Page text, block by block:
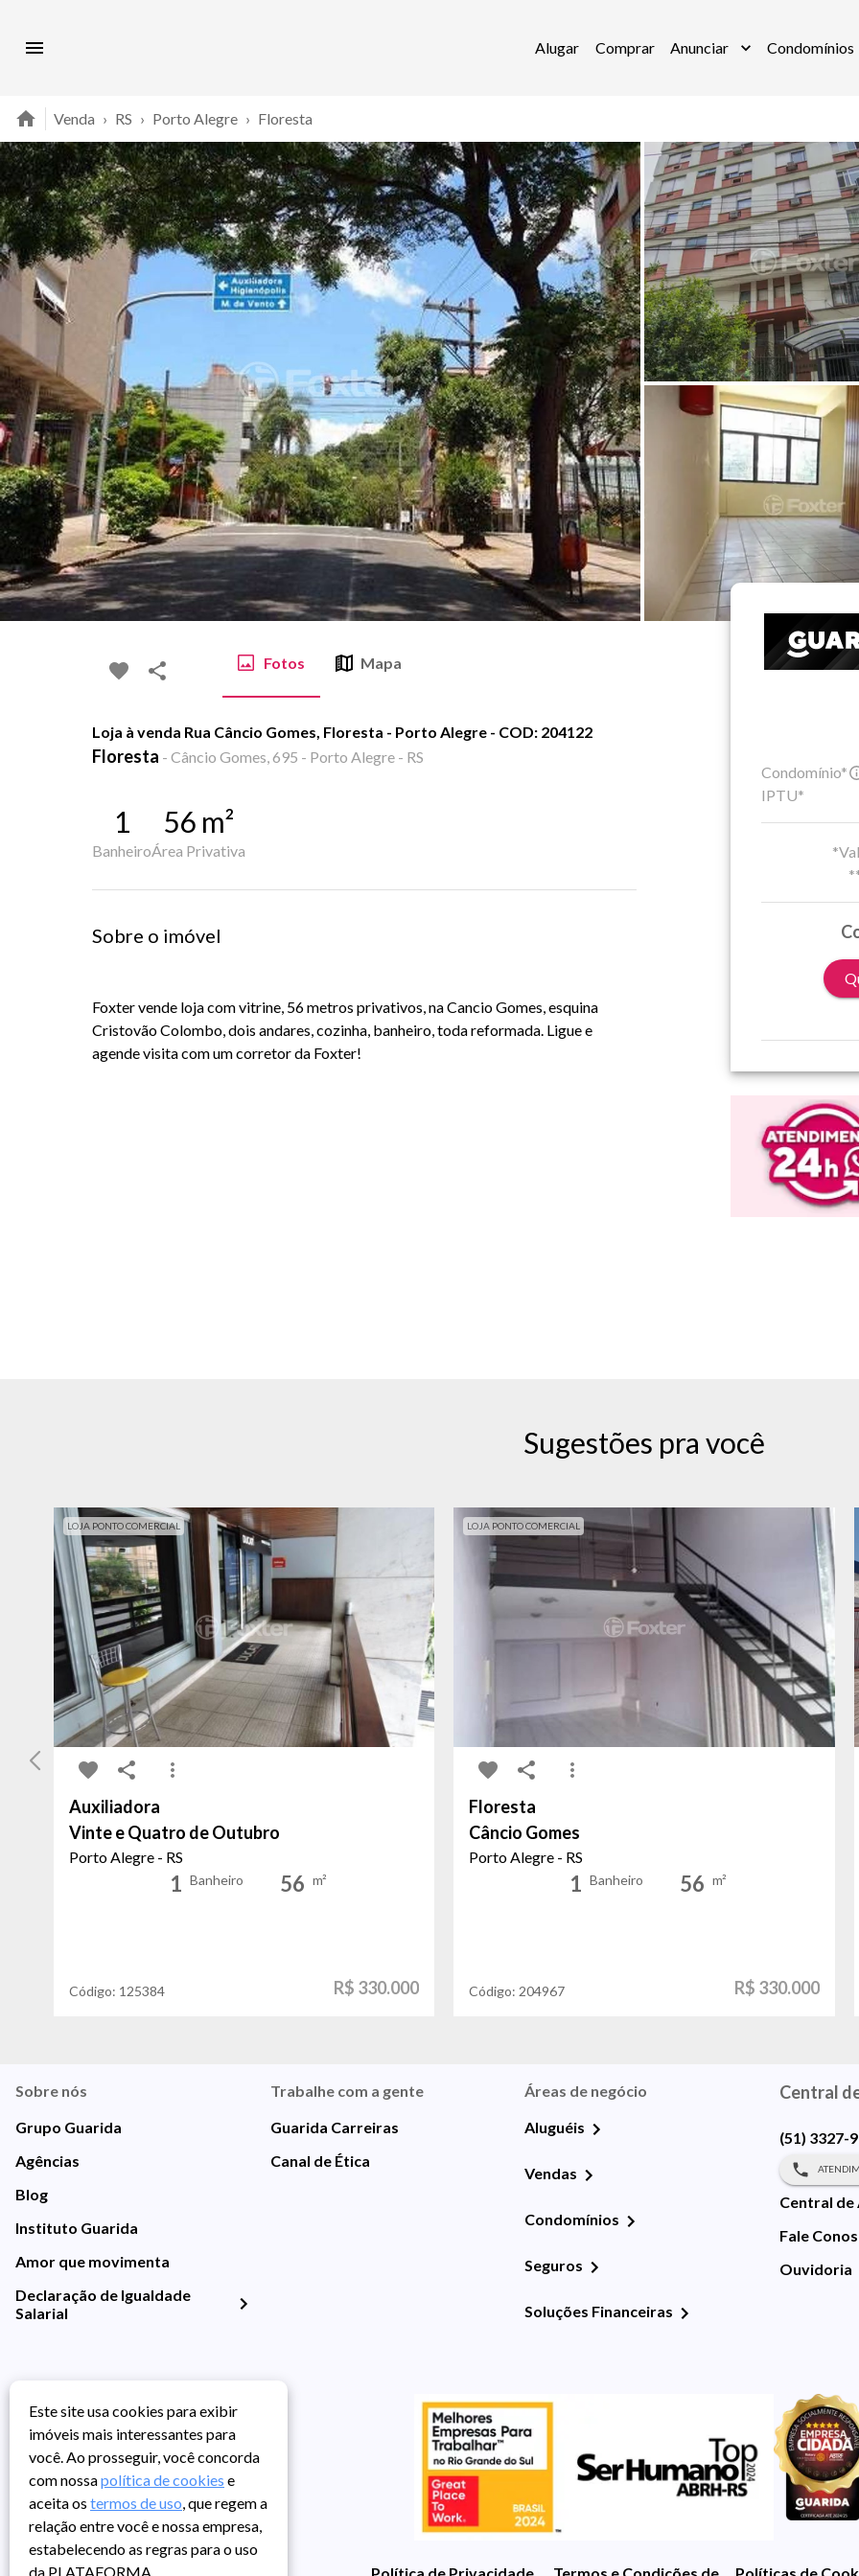
Alugar Comprar Anunciar Condomínios
Venda › RS › Porto Alegre › Floresta
Fotos Mapa
Loja à venda Rua Câncio Gomes, Floresta - Porto Alegre - COD: 204122
Floresta - Câncio Gomes, 695 - Porto Alegre - RS
1
Banheiro
56 m²
Área Privativa
Sobre o imóvel
Foxter vende loja com vitrine, 56 metros privativos, na Cancio Gomes, esquina
Cristovão Colombo, dois andares, cozinha, banheiro, toda reformada. Ligue e
agende visita com um corretor da Foxter!
Condomínio*
IPTU*
Sugestões pra você
LOJA PONTO COMERCIAL
Auxiliadora
Vinte e Quatro de Outubro
Porto Alegre - RS
1 Banheiro 56 m²
Código: 125384 R$ 330.000
LOJA PONTO COMERCIAL
Floresta
Câncio Gomes
Porto Alegre - RS
1 Banheiro 56 m²
Código: 204967 R$ 330.000
Sobre nós
Grupo Guarida
Agências
Blog
Instituto Guarida
Amor que movimenta
Declaração de Igualdade
Salarial
Trabalhe com a gente
Guarida Carreiras
Canal de Ética
Áreas de negócio
Aluguéis
Vendas
Condomínios
Seguros
Soluções Financeiras
Central
(51) 3327-
Central de
Fale
Ouvidoria
Política de Privacidade Termos e Condições de UsoPolíticas de
Este site usa cookies para exibir
imóveis mais interessantes para
você. Ao prosseguir, você concorda
com nossapolítica de cookies e
aceita os termos de uso, que regem a
relação entre você e nossa empresa,
estabelecendo as regras para o uso
da PLATAFORMA.